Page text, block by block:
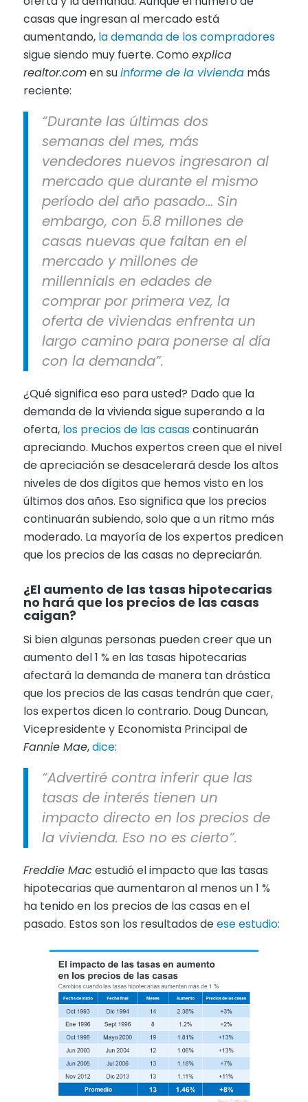
casas que ingresan al mercado está
aumentando, la demanda de los compradores
sigue siendo muy fuerte. Como explica
realtor.comen suinforme de la viviendamás
reciente:
“Durante las últimas dos
semanas del mes, más
vendedores nuevos ingresaron al
mercado que durante el mismo
período del año pasado… Sin
embargo, con 5.8 millones de
casas nuevas que faltan en el
mercado y millones de
millennials en edades de
comprar por primera vez, la
oferta de viviendas enfrenta un
largo camino para ponerse al día
con la demanda”.
¿Qué significa eso para usted? Dado que la
demanda de la vivienda sigue superando a la
oferta, los precios de las casascontinuarán
apreciando. Muchos expertos creen que el nivel
de apreciación se desacelerará desde los altos
niveles de dos dígitos que hemos visto en los
últimos dos años. Eso significa que los precios
continuarán subiendo, solo que a un ritmo más
moderado. La mayoría de los expertos predicen
que los precios de las casas no depreciarán.
¿El aumento de las tasas hipotecarias
no hará que los precios de las casas
caigan?
Si bien algunas personas pueden creer que un
aumento del 1 % en las tasas hipotecarias
afectará la demanda de manera tan drástica
que los precios de las casas tendrán que caer,
los expertos dicen lo contrario. Doug Duncan,
Vicepresidente y Economista Principal de
Fannie Mae,dice:
“Advertiré contra inferir que las
tasas de interés tienen un
impacto directo en los precios de
la vivienda. Eso no es cierto”.
Freddie Macestudió el impacto que las tasas
hipotecarias que aumentaron al menos un 1 %
ha tenido en los precios de las casas en el
pasado. Estos son los resultados deese estudio: